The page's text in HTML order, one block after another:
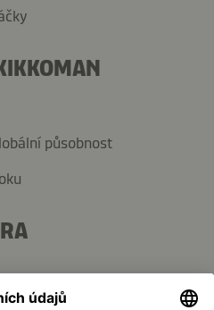
působnost